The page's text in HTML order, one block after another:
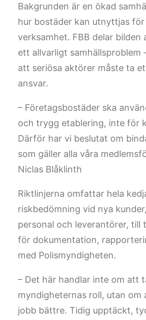
Bakgrunden är en ökad
hur bostäder kan utnyttjas
verksamhet. FBB delar bilden
ett allvarligt samhällsproblem
att seriösa aktörer måste ta
ansvar.
– Företagsbostäder ska
och trygg etablering, inte för
Därför har vi beslutat om
som gäller alla våra
Niclas Blåklinth
Riktlinjerna omfattar hela
riskbedömning vid nya
personal och leverantörer, till
för dokumentation,
med Polismyndigheten.
– Det här handlar inte om att
myndigheternas roll, utan om
jobb bättre. Tidig upptäckt,